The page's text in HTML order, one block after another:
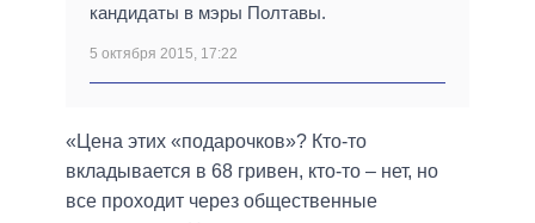
кандидаты в мэры Полтавы.
5 октября 2015, 17:22
«Цена этих «подарочков»? Кто-то
вкладывается в 68 гривен, кто-то – нет, но
все проходит через общественные